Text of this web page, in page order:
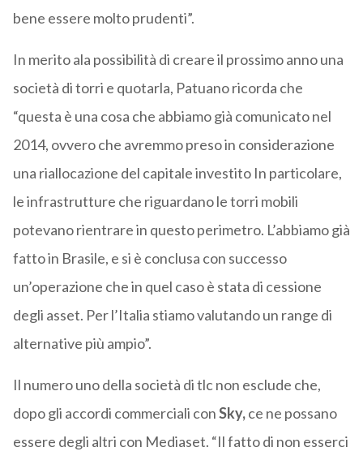
bene essere molto prudenti”.
In merito ala possibilità di creare il prossimo anno una
società di torri e quotarla, Patuano ricorda che
“questa è una cosa che abbiamo già comunicato nel
2014, ovvero che avremmo preso in considerazione
una riallocazione del capitale investito In particolare,
le infrastrutture che riguardano le torri mobili
potevano rientrare in questo perimetro. L’abbiamo già
fatto in Brasile, e si è conclusa con successo
un’operazione che in quel caso è stata di cessione
degli asset. Per l’Italia stiamo valutando un range di
alternative più ampio”.
Il numero uno della società di tlc non esclude che,
dopo gli accordi commerciali conSky,ce ne possano
essere degli altri con Mediaset. “Il fatto di non esserci